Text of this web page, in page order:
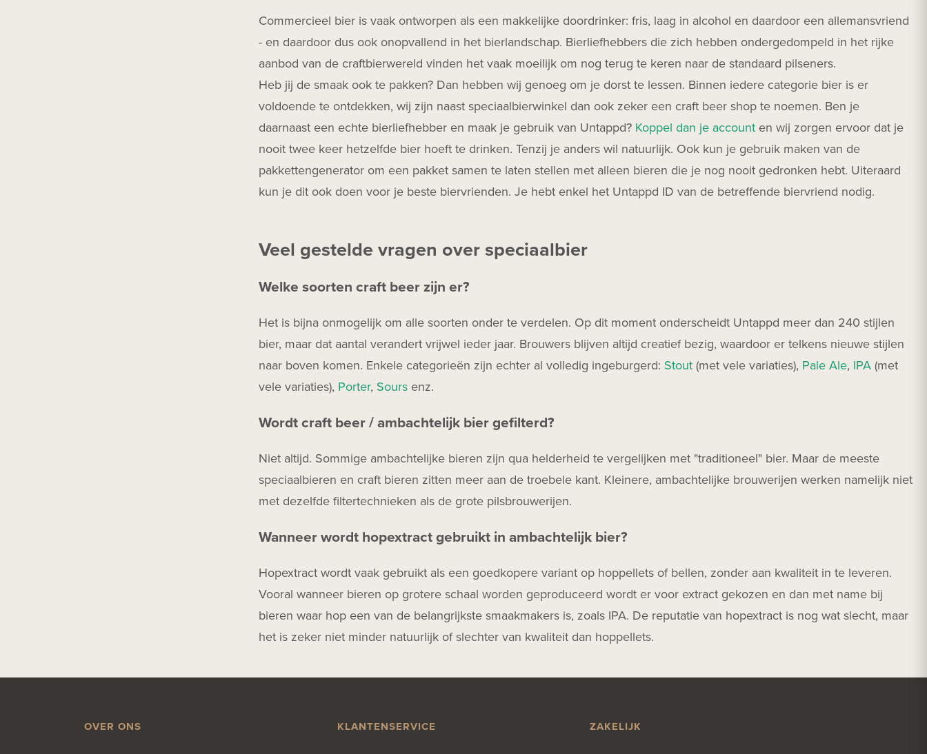
Commercieel bier is vaak ontworpen als een makkelijke doordrinker: fris, laag in alcohol en daardoor een allemansvriend
- en daardoor dus ook onopvallend in het bierlandschap. Bierliefhebbers die zich hebben ondergedompeld in het rijke
aanbod van de craftbierwereld vinden het vaak moeilijk om nog terug te keren naar de standaard pilseners.
Heb jij de smaak ook te pakken? Dan hebben wij genoeg om je dorst te lessen. Binnen iedere categorie bier is er
voldoende te ontdekken, wij zijn naast speciaalbierwinkel dan ook zeker een craft beer shop te noemen. Ben je
daarnaast een echte bierliefhebber en maak je gebruik van Untappd? Koppel dan je account en wij zorgen ervoor dat je
nooit twee keer hetzelfde bier hoeft te drinken. Tenzij je anders wil natuurlijk. Ook kun je gebruik maken van de
pakkettengenerator om een pakket samen te laten stellen met alleen bieren die je nog nooit gedronken hebt. Uiteraard
kun je dit ook doen voor je beste biervrienden. Je hebt enkel het Untappd ID van de betreffende biervriend nodig.
Veel gestelde vragen over speciaalbier
Welke soorten craft beer zijn er?
Het is bijna onmogelijk om alle soorten onder te verdelen. Op dit moment onderscheidt Untappd meer dan 240 stijlen
bier, maar dat aantal verandert vrijwel ieder jaar. Brouwers blijven altijd creatief bezig, waardoor er telkens nieuwe stijlen
naar boven komen. Enkele categorieën zijn echter al volledig ingeburgerd: Stout (met vele variaties), Pale Ale, IPA (met
vele variaties), Porter, Sours enz.
Wordt craft beer / ambachtelijk bier gefilterd?
Niet altijd. Sommige ambachtelijke bieren zijn qua helderheid te vergelijken met "traditioneel" bier. Maar de meeste
speciaalbieren en craft bieren zitten meer aan de troebele kant. Kleinere, ambachtelijke brouwerijen werken namelijk niet
met dezelfde filtertechnieken als de grote pilsbrouwerijen.
Wanneer wordt hopextract gebruikt in ambachtelijk bier?
Hopextract wordt vaak gebruikt als een goedkopere variant op hoppellets of bellen, zonder aan kwaliteit in te leveren.
Vooral wanneer bieren op grotere schaal worden geproduceerd wordt er voor extract gekozen en dan met name bij
bieren waar hop een van de belangrijkste smaakmakers is, zoals IPA. De reputatie van hopextract is nog wat slecht, maar
het is zeker niet minder natuurlijk of slechter van kwaliteit dan hoppellets.
OVER ONS KLANTENSERVICE ZAKELIJK